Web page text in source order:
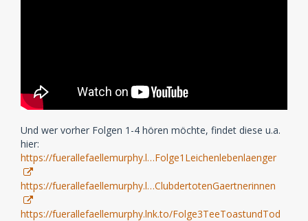
Und wer vorher Folgen 1-4 hören möchte, findet diese u.a.
hier:
https://fuerallefaellemurphy.l…Folge1Leichenlebenlaenger
https://fuerallefaellemurphy.l…ClubdertotenGaertnerinnen
https://fuerallefaellemurphy.lnk.to/Folge3TeeToastundTod